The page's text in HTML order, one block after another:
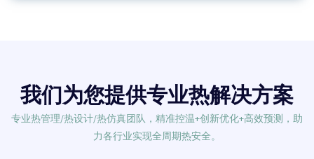
我们为您提供专业热解决方案
专业热管理/热设计/热仿真团队，精准控温+创新优化+高效预测，助
力各行业实现全周期热安全。